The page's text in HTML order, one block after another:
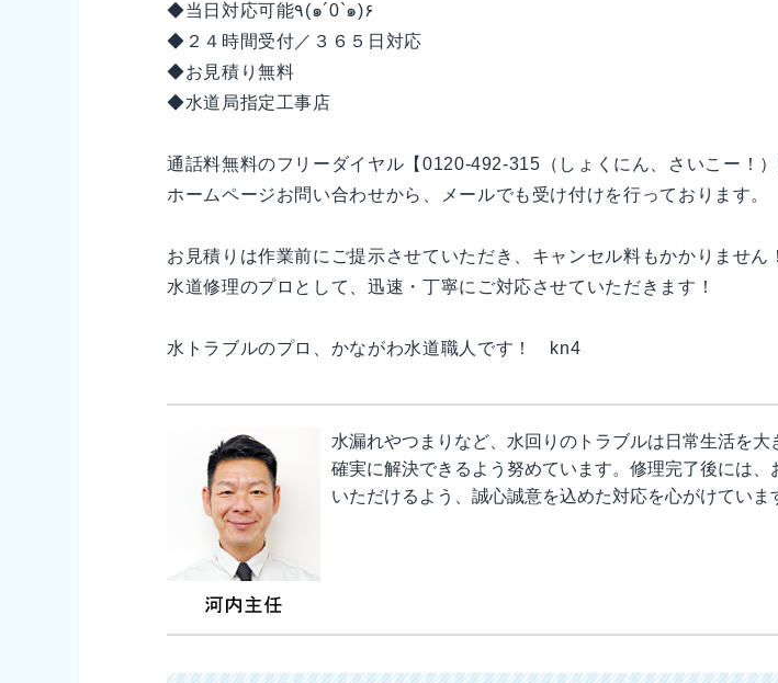
◆当日対応可能٩(๑´0`๑)۶
◆２４時間受付／３６５日対応
◆お見積り無料
◆水道局指定工事店
通話料無料のフリーダイヤル【0120-492-315（しょくにん、さいこー！
ホームページお問い合わせから、メールでも受け付けを行っております。
お見積りは作業前にご提示させていただき、キャンセル料もかかりません
水道修理のプロとして、迅速・丁寧にご対応させていただきます！
水トラブルのプロ、かながわ水道職人です！ kn4
水漏れやつまりなど、水回りのトラブルは日常生活を
確実に解決できるよう努めています。修理完了後には
いただけるよう、誠心誠意を込めた対応を心がけていま